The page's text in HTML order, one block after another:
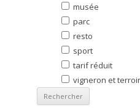
musée
parc
resto
sport
tarif réduit
vigneron et terroir